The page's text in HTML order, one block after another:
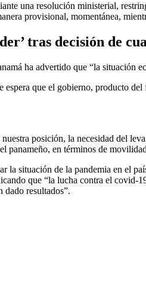
una resolución ministerial,
provisional, momentánea,
tras decisión de
ha advertido que “la situación
que el gobierno, producto
posición, la necesidad del
panameño, en términos de
la situación de la pandemia en el
que “la lucha contra el
dado resultados”.